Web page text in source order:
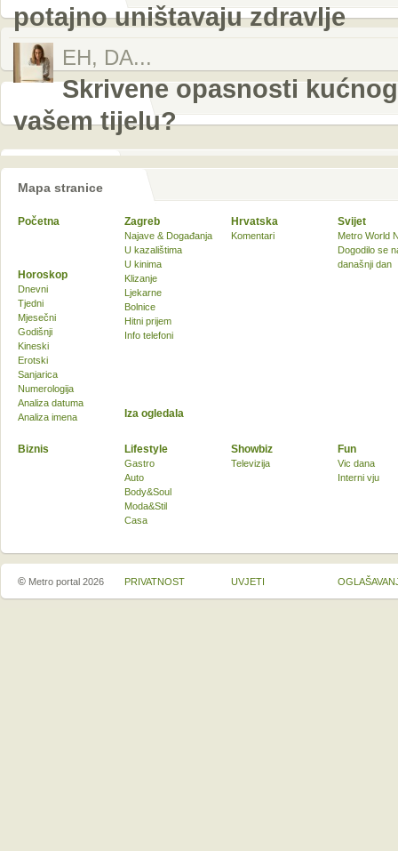
potajno uništavaju zdravlje
EH, DA...
Skrivene opasnosti
vašem tijelu?
Mapa stranice
Početna Zagreb
Najave & Događanja
U kazalištima
U kinima
Klizanje
Ljekarne
Bolnice
Hitni prijem
Info telefoni
Hrvatska
Komentari
Svijet
Metro World
Dogodilo se
današnji dan
Biznis Lifestyle
Gastro
Auto
Body&Soul
Moda&Stil
Casa
Showbiz
Televizija
Fun
Vic dana
Interni vju
Horoskop
Dnevni
Tjedni
Mjesečni
Godišnji
Kineski
Erotski
Sanjarica
Numerologija
Analiza datuma
Analiza imena
Iza ogledala
© Metro portal 2026 PRIVATNOST UVJETI